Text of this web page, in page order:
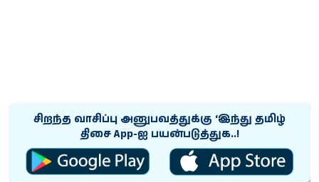
சிறந்த வாசிப்பு அனுபவத்துக்கு ‘இந்து தமிழ்
திசை App-ஐ பயன்படுத்துக..!